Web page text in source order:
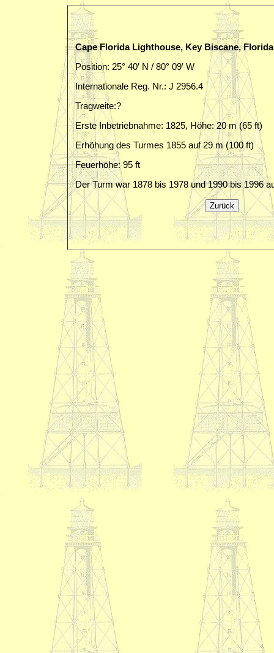
Cape Florida Lighthouse, Key Biscane,
Position: 25° 40′ N / 80° 09′ W
Internationale Reg. Nr.: J 2956.4
Tragweite:?
Erste Inbetriebnahme: 1825, Höhe: 20 m (65 ft)
Erhöhung des Turmes 1855 auf 29 m (100 ft)
Feuerhöhe: 95 ft
Der Turm war 1878 bis 1978 und 1990 bis 1996